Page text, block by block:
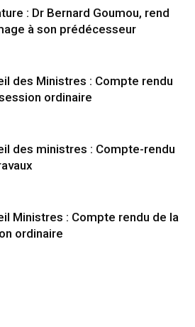
: Dr Bernard Goumou, rend
à son prédécesseur
des Ministres : Compte rendu
ordinaire
des ministres : Compte-rendu
Ministres : Compte rendu de la
ordinaire